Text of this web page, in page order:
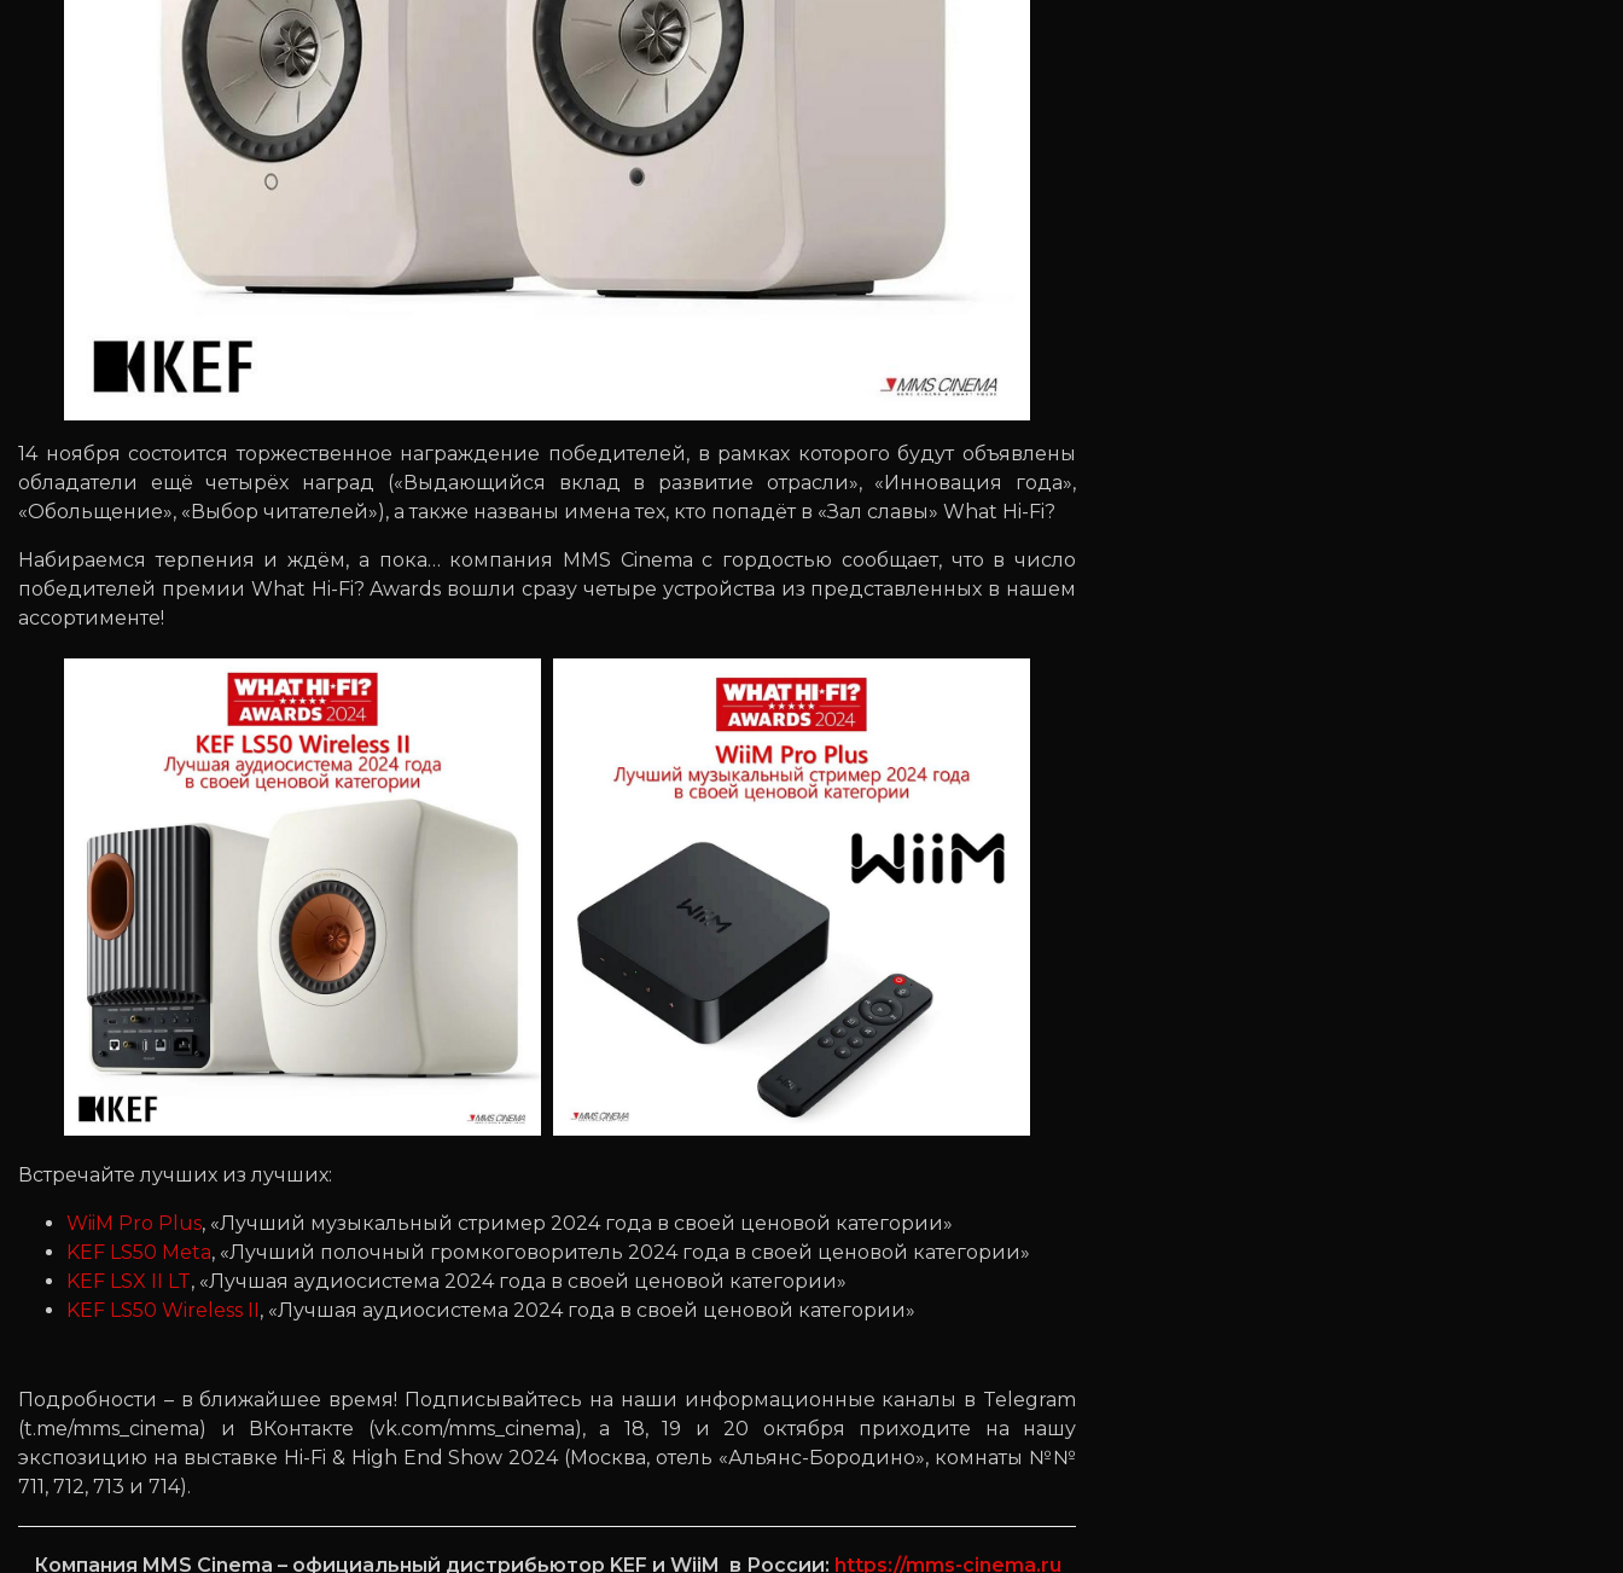
14 ноября состоится торжественное награждение победителей, в рамках которого будут объявлены
обладатели ещё четырёх наград («Выдающийся вклад в развитие отрасли», «Инновация года»,
«Обольщение», «Выбор читателей»), а также названы имена тех, кто попадёт в «Зал славы» What Hi-Fi?
Набираемся терпения и ждём, а пока… компания MMS Cinema с гордостью сообщает, что в число
победителей премии What Hi-Fi? Awards вошли сразу четыре устройства из представленных в нашем
ассортименте!
Встречайте лучших из лучших:
WiiM Pro Plus, «Лучший музыкальный стример 2024 года в своей ценовой категории»
KEF LS50 Meta, «Лучший полочный громкоговоритель 2024 года в своей ценовой категории»
KEF LSX II LT, «Лучшая аудиосистема 2024 года в своей ценовой категории»
KEF LS50 Wireless II , «Лучшая аудиосистема 2024 года в своей ценовой категории»
Подробности – в ближайшее время! Подписывайтесь на наши информационные каналы в Telegram
(t.me/mms_cinema) и ВКонтакте (vk.com/mms_cinema), а 18, 19 и 20 октября приходите на нашу
экспозицию на выставке Hi-Fi & High End Show 2024 (Москва, отель «Альянс-Бородино», комнаты №№
711, 712, 713 и 714).
Компания MMS Cinema – официальный дистрибьютор KEF и WiiM в России: https://mms-cinema.ru